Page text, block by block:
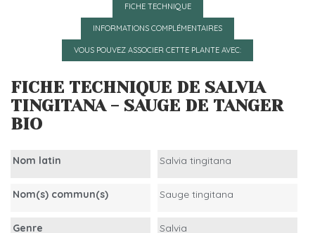
FICHE TECHNIQUE
INFORMATIONS COMPLÉMENTAIRES
VOUS POUVEZ ASSOCIER CETTE PLANTE AVEC:
FICHE TECHNIQUE DE SALVIA
TINGITANA - SAUGE DE TANGER
BIO
Nom latin Salvia tingitana
Nom(s) commun(s) Sauge tingitana
Genre Salvia